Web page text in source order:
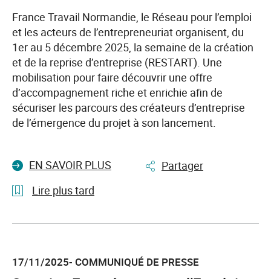
au
8
février
2026
:
France
Travail
Normandie
rencontres
répondre
besoins
secteur.
France Travail Normandie, le Réseau pour l’emploi
et les acteurs de l’entrepreneuriat organisent, du
1er au 5 décembre 2025, la semaine de la création
et de la reprise d’entreprise (RESTART). Une
mobilisation pour faire découvrir une offre
d’accompagnement riche et enrichie afin de
sécuriser les parcours des créateurs d’entreprise
de l’émergence du projet à son lancement.
EN SAVOIR PLUS
Partager
Lire plus tard
l'article
Normandie
17/11/2025- COMMUNIQUÉ DE PRESSE